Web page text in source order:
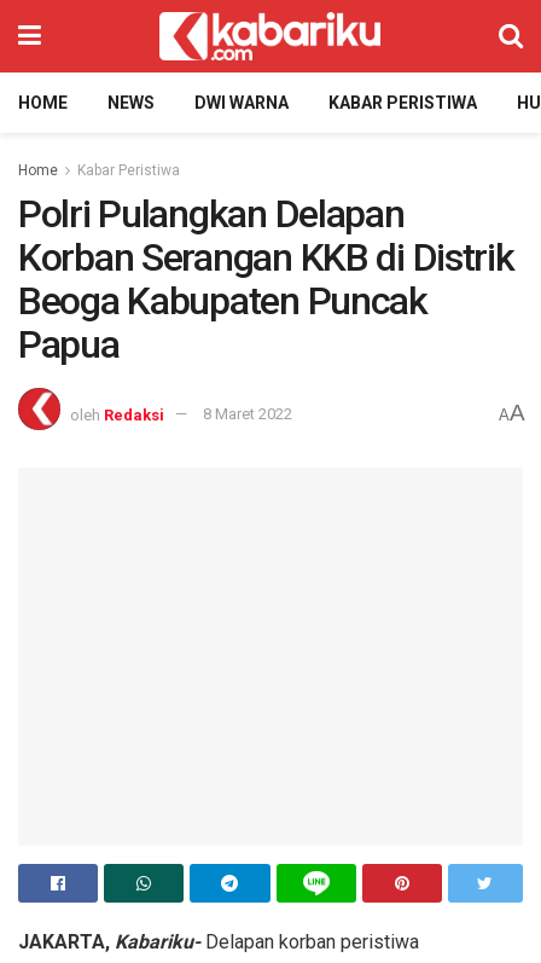
HOME NEWS DWI WARNA KABAR PERISTIWA
Home Kabar Peristiwa
Polri Pulangkan Delapan
Korban Serangan KKB di Distrik
Beoga Kabupaten Puncak
Papua
oleh Redaksi 8 Maret 2022 AA
JAKARTA, Kabariku-Delapan korban peristiwa